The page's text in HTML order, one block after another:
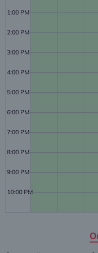
1:00 PM
2:00 PM
3:00 PM
4:00 PM
5:00 PM
6:00 PM
7:00 PM
8:00 PM
9:00 PM
10:00 PM